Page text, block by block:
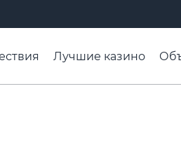
Лучшие казино